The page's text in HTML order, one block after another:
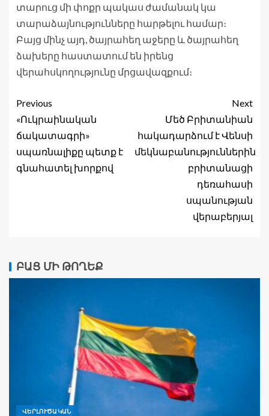
տարուց մի փոքր պակաս ժամանակ կա
տարաձայնությունները հարթելու համար։
Բայց մինչ այդ, ծայրահեղ աջերը և ծայրահեղ
ձախերը հաստատում են իրենց
վերահսկողությունը մրցավազքում։
Previous
«Ուկրաինական
ճակատագրի»
սպառնալիքը պետք է
գնահատել խորքով
Next
Մեծ Բրիտանիան
հակադարձում է Վենսի
մեկնաբանություններին
բրիտանացի
դեռահասի
սպանության
վերաբերյալ
ԲԱՑ ՄԻ ԹՈՂԵՔ
ՎԵՐԼՈՒԾԱԿԱՆ